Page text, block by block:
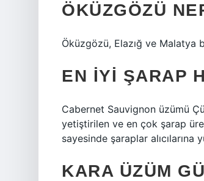
ÖKÜZGÖZÜ
Öküzgözü, Elazığ ve
EN IYI ŞARAP
Cabernet Sauvignon üzümü
yetiştirilen ve en çok şarap
sayesinde şaraplar alıcılarına
KARA ÜZÜM